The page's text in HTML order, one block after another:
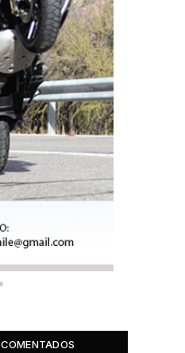
COMENTADOS